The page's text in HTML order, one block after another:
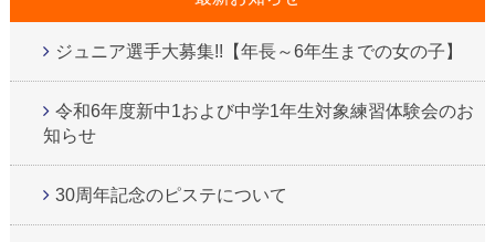
ジュニア選手大募集!!【年長～6年生までの女の子】
令和6年度新中1および中学1年生対象練習体験会のお
知らせ
30周年記念のピステについて